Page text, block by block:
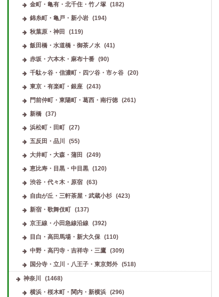
金町・亀有・北千住・竹ノ塚
(182)
錦糸町・亀戸・新小岩
(194)
秋葉原・神田
(119)
飯田橋・水道橋・御茶ノ水
(41)
赤坂・六本木・麻布十番
(90)
千駄ヶ谷・信濃町・四ツ谷・市ヶ谷
(20)
東京・有楽町・銀座
(243)
門前仲町・東陽町・葛西・南行徳
(261)
新橋
(37)
浜松町・田町
(27)
五反田・品川
(55)
大井町・大森・蒲田
(249)
恵比寿・目黒・中目黒
(120)
渋谷・代々木・原宿
(63)
自由が丘・三軒茶屋・武蔵小杉
(423)
新宿・歌舞伎町
(137)
京王線・小田急線沿線
(392)
目白・高田馬場・新大久保
(110)
中野・高円寺・吉祥寺・三鷹
(309)
国分寺・立川・八王子・東京郊外
(518)
神奈川
(1468)
横浜・桜木町・関内・新横浜
(296)